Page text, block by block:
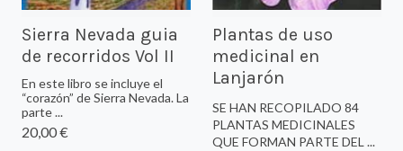
Sierra Nevada guia
de recorridos Vol II
En este libro se incluye el
“corazón” de Sierra Nevada. La
parte ...
20,00 €
Plantas de uso
medicinal en
Lanjarón
SE HAN RECOPILADO 84
PLANTAS MEDICINALES
QUE FORMAN PARTE DEL ...